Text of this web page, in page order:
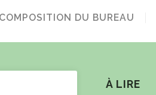
COMPOSITION DU BUREAU
À LIRE